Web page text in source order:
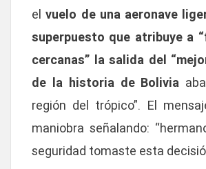
el vuelo de una aeronave
superpuesto que atribuye a
cercanas” la salida del
de la historia de Bolivia
región del trópico”. El
maniobra señalando:
seguridad tomaste esta